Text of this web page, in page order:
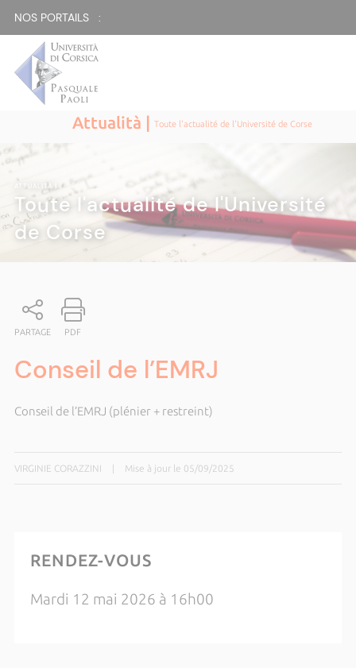
NOS PORTAILS :
Attualità |Toute l'actualité de l'Université de Corse
ATTUALITÀ|
Toute l'actualité de l'Université
de Corse
PARTAGE PDF
Conseil de l’EMRJ
Conseil de l’EMRJ (plénier + restreint)
VIRGINIE CORAZZINI Mise à jour le 05/09/2025
RENDEZ-VOUS
Mardi 12 mai 2026 à 16h00